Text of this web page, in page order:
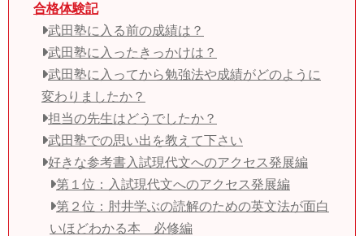
合格体験記
武田塾に入る前の成績は？
武田塾に入ったきっかけは？
武田塾に入ってから勉強法や成績がどのように
変わりましたか？
担当の先生はどうでしたか？
武田塾での思い出を教えて下さい
好きな参考書入試現代文へのアクセス発展編
第１位：入試現代文へのアクセス発展編
第２位：肘井学ぶの読解のための英文法が面白
いほどわかる本 必修編